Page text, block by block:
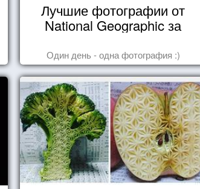
Лучшие фотографии от
National Geographic за
Один день - одна фотография :)